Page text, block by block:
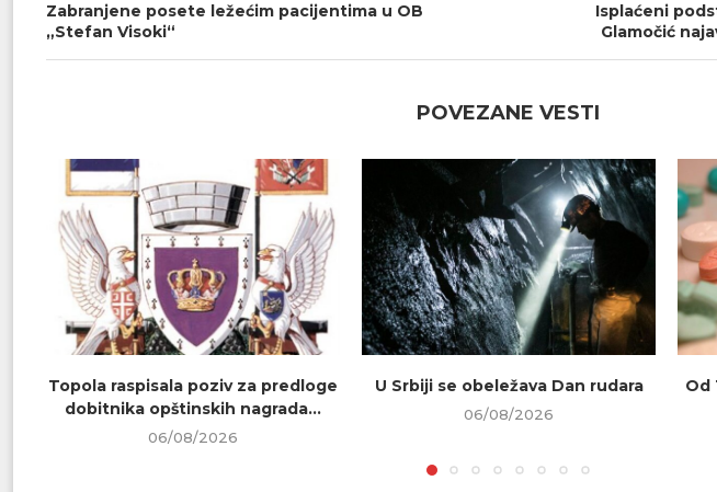
Zabranjene posete ležećim pacijentima u OB
„Stefan Visoki“
Isplaćeni
Glamočić
POVEZANE VESTI
Topola raspisala poziv za predloge
dobitnika opštinskih nagrada...
06/08/2026
U Srbiji se obeležava Dan rudara
06/08/2026
Od